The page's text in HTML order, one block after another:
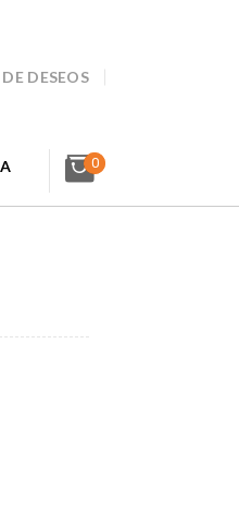
DESEOS
0